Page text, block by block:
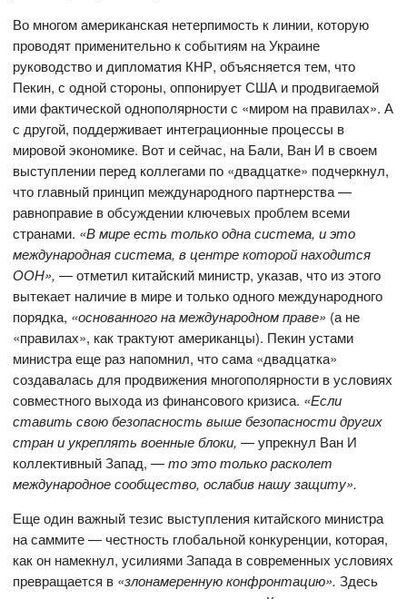
Во многом американская нетерпимость к линии, которую
проводят применительно к событиям на Украине
руководство и дипломатия КНР, объясняется тем, что
Пекин, с одной стороны, оппонирует США и продвигаемой
ими фактической однополярности с «миром на правилах». А
с другой, поддерживает интеграционные процессы в
мировой экономике. Вот и сейчас, на Бали, Ван И в своем
выступлении перед коллегами по «двадцатке» подчеркнул,
что главный принцип международного партнерства —
равноправие в обсуждении ключевых проблем всеми
странами. «В мире есть только одна система, и это
международная система, в центре которой находится
ООН», — отметил китайский министр, указав, что из этого
вытекает наличие в мире и только одного международного
порядка, «основанного на международном праве» (а не
«правилах», как трактуют американцы). Пекин устами
министра еще раз напомнил, что сама «двадцатка»
создавалась для продвижения многополярности в условиях
совместного выхода из финансового кризиса. «Если
ставить свою безопасность выше безопасности других
стран и укреплять военные блоки, — упрекнул Ван И
коллективный Запад, —то это только расколет
международное сообщество, ослабив нашу защиту».
Еще один важный тезис выступления китайского министра
на саммите — честность глобальной конкуренции, которая,
как он намекнул, усилиями Запада в современных условиях
превращается в «злонамеренную конфронтацию».Здесь